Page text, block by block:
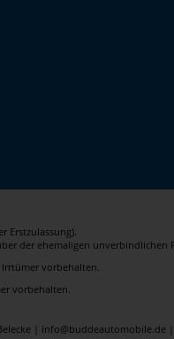
Erstzulassung).
der ehemaligen unverbindlichen
vorbehalten.
vorbehalten.
| info@buddeautomobile.de |